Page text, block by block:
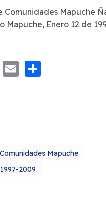
Comunidades Mapuche
Mapuche, Enero 12 de
WhatsApp
Email
Mapuche
2009